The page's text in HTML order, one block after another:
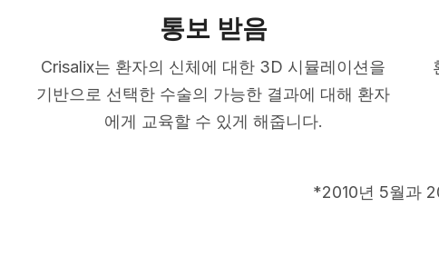
통보 받음
Crisalix는 환자의 신체에 대한 3D 시뮬레이션을
기반으로 선택한 수술의 가능한 결과에 대해 환자
에게 교육할 수 있게 해줍니다.
*2010년 5월과